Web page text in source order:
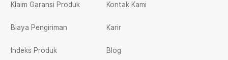
Klaim Garansi Produk
Biaya Pengiriman
Indeks Produk
Kontak Kami
Karir
Blog